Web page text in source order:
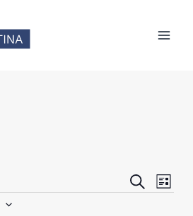
Eventi
Ricerca
Cerca
Viste
Lista